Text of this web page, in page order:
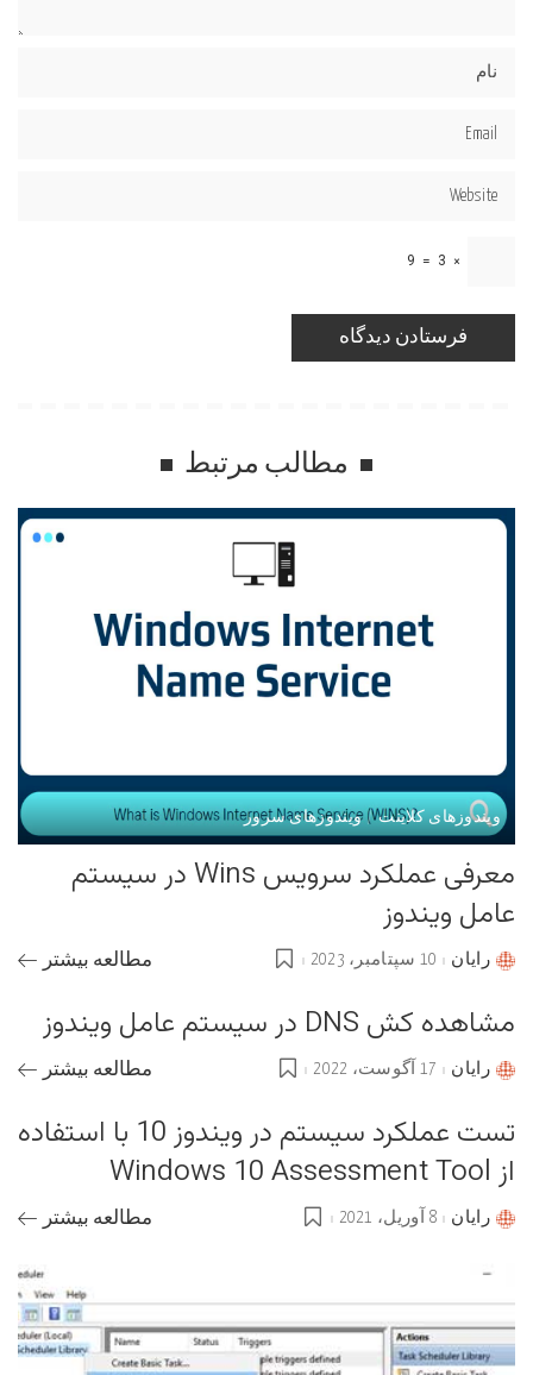
×
3
=
9
مطالب مرتبط
ویندوزهای کلاینت ویندوزهای سرور
معرفی عملکرد سرویس Wins در سیستم
عامل ویندوز
Postedرایان 10 سپتامبر، 2023 مطالعه بیشتر
مشاهده کش DNS در سیستم عامل ویندوز
Postedرایان 17 آگوست، 2022 مطالعه بیشتر
تست عملکرد سیستم در ویندوز 10 با استفاده
از Windows 10 Assessment Tool
Postedرایان 8 آوریل، 2021 مطالعه بیشتر